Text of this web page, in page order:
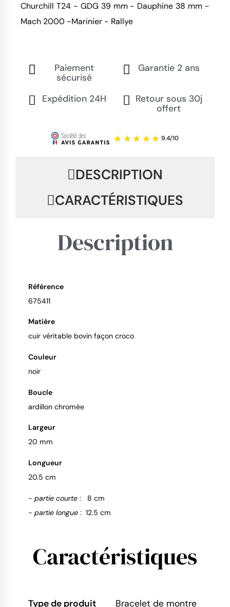
Churchill T24 - GDG 39 mm - Dauphine 38 mm -
Mach 2000 -Marinier - Rallye
Paiement
sécurisé
Garantie 2 ans
Expédition 24H
Retour sous 30j
offert
DESCRIPTION
CARACTÉRISTIQUES
Description
Référence
675411
Matière
cuir véritable bovin façon croco
Couleur
noir
Boucle
ardillon chromée
Largeur
20 mm
Longueur
20.5 cm
- partie courte : 8 cm
- partie longue : 12.5 cm
Caractéristiques
Type de produit Bracelet de montre